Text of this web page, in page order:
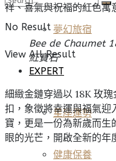
夢幻旅宿
EXPERT
星座運勢
健康保養
No Result
View All Result
祥、喜氣與祝福的紅色寓
Bee de Chaumet
紅寶石
細緻金鏈穿過以 18K 玫
扣，象徵將幸運與福氣迎
寶，更是一份為新歲而生
眼的光芒，開啟全新的年